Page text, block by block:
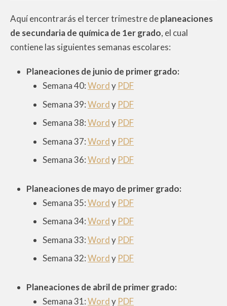
Aquí encontrarás el tercer trimestre deplaneaciones
de secundaria de química de 1er grado, el cual
contiene las siguientes semanas escolares:
Planeaciones de junio de primer grado:
Semana 40:Wordy PDF
Semana 39:Wordy PDF
Semana 38:Wordy PDF
Semana 37:Wordy PDF
Semana 36:Wordy PDF
Planeaciones de mayo de primergrado:
Semana 35:Wordy PDF
Semana 34:Wordy PDF
Semana 33:Wordy PDF
Semana 32:Wordy PDF
Planeaciones de abril de primergrado:
Semana 31:Wordy PDF